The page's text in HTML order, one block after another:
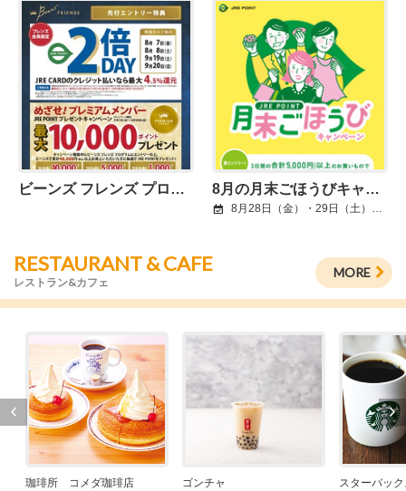
ビーンズ フレンズ プログラム 先行エントリー特典のご案内 8月の月末ごほうびキャンペーン
8月28日（金）・29日（土）・30日（日）
RESTAURANT & CAFE
レストラン&カフェ
MORE
珈琲所 コメダ珈琲店
ゴンチャ
スターバッ